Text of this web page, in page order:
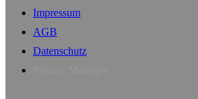
Impressum
AGB
Datenschutz